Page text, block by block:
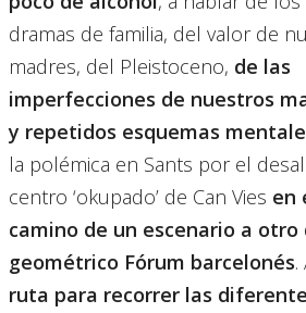
dramas de familia, del valor de
madres, del Pleistoceno, de las
imperfecciones de nuestros
y repetidos esquemas
la polémica en Sants por el
centro ‘okupado’ de Can Vies en
camino de un escenario a otro
geométrico Fórum barcelonés.
ruta para recorrer las